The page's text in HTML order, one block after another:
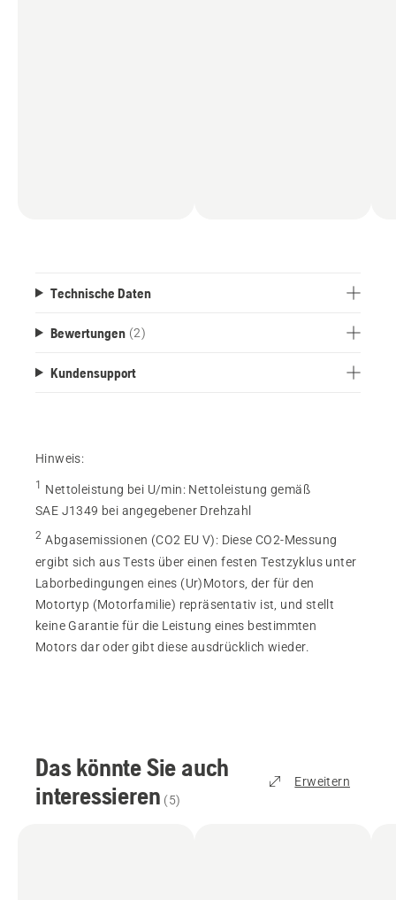
Technische Daten
Bewertungen (2)
Kundensupport
Hinweis:
1 Nettoleistung bei U/min: Nettoleistung gemäß
SAE J1349 bei angegebener Drehzahl
2 Abgasemissionen (CO2 EU V): Diese CO2-Messung
ergibt sich aus Tests über einen festen Testzyklus unter
Laborbedingungen eines (Ur)Motors, der für den
Motortyp (Motorfamilie) repräsentativ ist, und stellt
keine Garantie für die Leistung eines bestimmten
Motors dar oder gibt diese ausdrücklich wieder.
Das könnte Sie auch
interessieren (5)
Erweitern